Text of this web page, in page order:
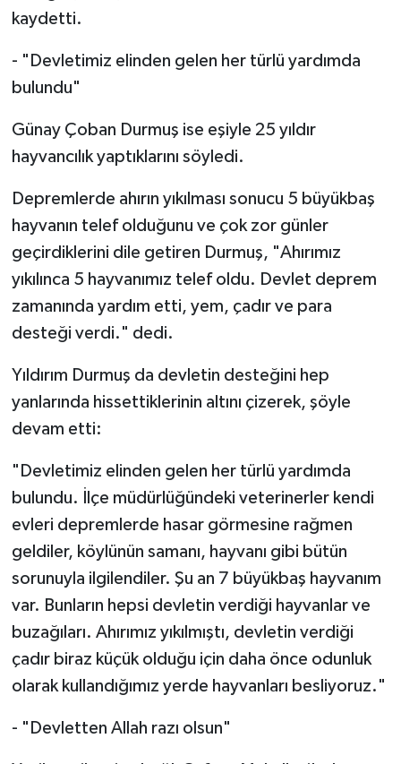
kaydetti.
- "Devletimiz elinden gelen her türlü yardımda
bulundu"
Günay Çoban Durmuş ise eşiyle 25 yıldır
hayvancılık yaptıklarını söyledi.
Depremlerde ahırın yıkılması sonucu 5 büyükbaş
hayvanın telef olduğunu ve çok zor günler
geçirdiklerini dile getiren Durmuş, "Ahırımız
yıkılınca 5 hayvanımız telef oldu. Devlet deprem
zamanında yardım etti, yem, çadır ve para
desteği verdi." dedi.
Yıldırım Durmuş da devletin desteğini hep
yanlarında hissettiklerinin altını çizerek, şöyle
devam etti:
"Devletimiz elinden gelen her türlü yardımda
bulundu. İlçe müdürlüğündeki veterinerler kendi
evleri depremlerde hasar görmesine rağmen
geldiler, köylünün samanı, hayvanı gibi bütün
sorunuyla ilgilendiler. Şu an 7 büyükbaş hayvanım
var. Bunların hepsi devletin verdiği hayvanlar ve
buzağıları. Ahırımız yıkılmıştı, devletin verdiği
çadır biraz küçük olduğu için daha önce odunluk
olarak kullandığımız yerde hayvanları besliyoruz."
- "Devletten Allah razı olsun"